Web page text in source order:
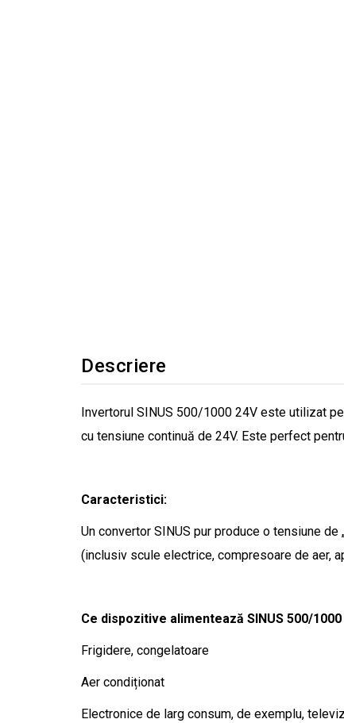
Descriere
Invertorul SINUS 500/1000 24V este utilizat
cu tensiune continuă de 24V. Este perfect
Caracteristici:
Un convertor SINUS pur produce o tensiune
(inclusiv scule electrice, compresoare de aer,
Ce dispozitive alimentează SINUS 500/1000
Frigidere, congelatoare
Aer condiționat
Electronice de larg consum, de exemplu,